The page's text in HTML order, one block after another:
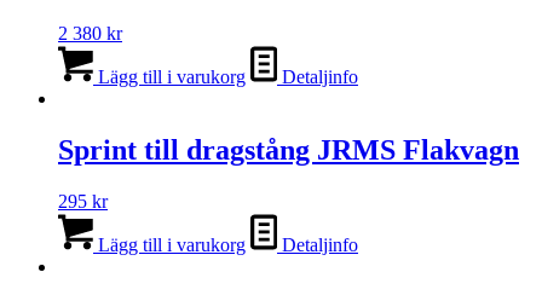
2 380 kr
Lägg till i varukorg Detaljinfo
Sprint till dragstång JRMS Flakvagn
295 kr
Lägg till i varukorg Detaljinfo